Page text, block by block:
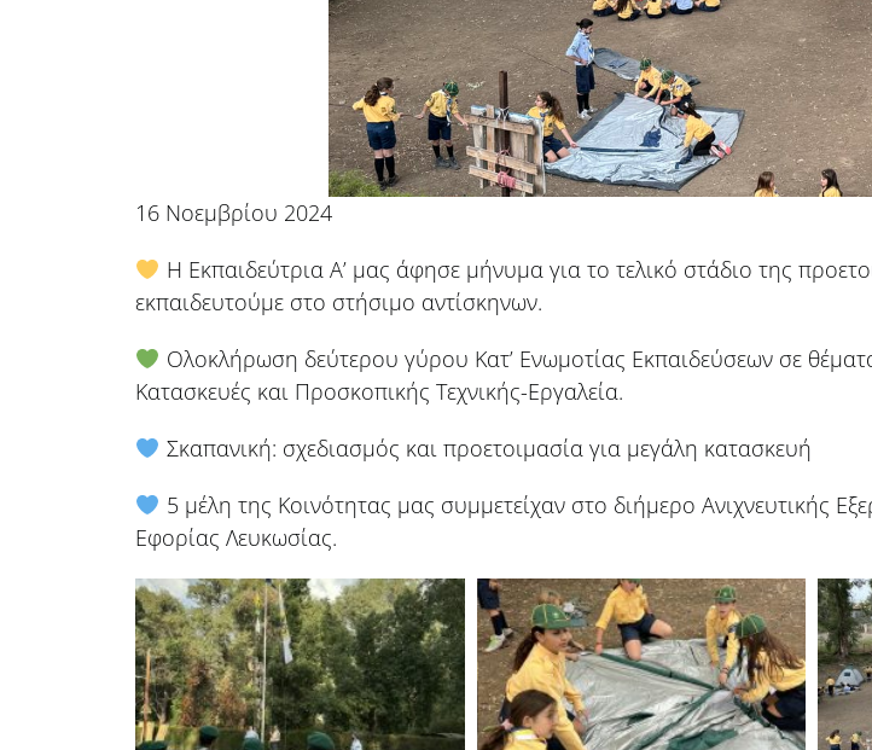
16 Νοεμβρίου 2024
Η Εκπαιδεύτρια Α’ μας άφησε μήνυμα για το τελικό στάδιο της
εκπαιδευτούμε στο στήσιμο αντίσκηνων.
Ολοκλήρωση δεύτερου γύρου Κατ’ Ενωμοτίας Εκπαιδεύσεων σε
Κατασκευές και Προσκοπικής Τεχνικής-Εργαλεία.
Σκαπανική: σχεδιασμός και προετοιμασία για μεγάλη κατασκευή
5 μέλη της Κοινότητας μας συμμετείχαν στο διήμερο Ανιχνευτικής
Εφορίας Λευκωσίας.